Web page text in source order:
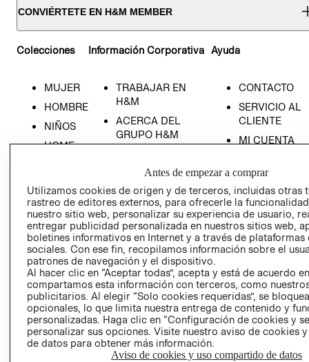
CONVIÉRTETE EN H&M MEMBER
Colecciones
MUJER
HOMBRE
NIÑOS
HOME
Información Corporativa
TRABAJAR EN
H&M
ACERCA DEL
GRUPO H&M
SOCIAL
PRENSA
RELACIÓN CON
INVERSIONISTAS
POLÍTICA
EMPRESARIAL
Ayuda
CONTACTO
SERVICIO AL
CLIENTE
MI CUENTA
TIENDAS
- RETIRO EN
TIENDA
TÉRMINOS Y
CONDICIONES
AVISO DE
PRIVACIDAD
GIFT CARD
AVISO DE
COOKIES
Antes de empezar a comprar
Utilizamos cookies de origen y de terceros, incluidas otras
rastreo de editores externos, para ofrecerle la
nuestro sitio web, personalizar su experiencia de usuario,
entregar publicidad personalizada en nuestros sitios web,
boletines informativos en Internet y a través de plataformas
sociales. Con ese fin, recopilamos información sobre el
patrones de navegación y el dispositivo.
Al hacer clic en “Aceptar todas”, acepta y está de acuerdo
compartamos esta información con terceros, como
publicitarios. Al elegir “Solo cookies requeridas”, se
opcionales, lo que limita nuestra entrega de contenido y
personalizadas. Haga clic en “Configuración de cookies y
personalizar sus opciones. Visite nuestro aviso de cookies
de datos para obtener más información.
Aviso de cookies y uso compartido de datos